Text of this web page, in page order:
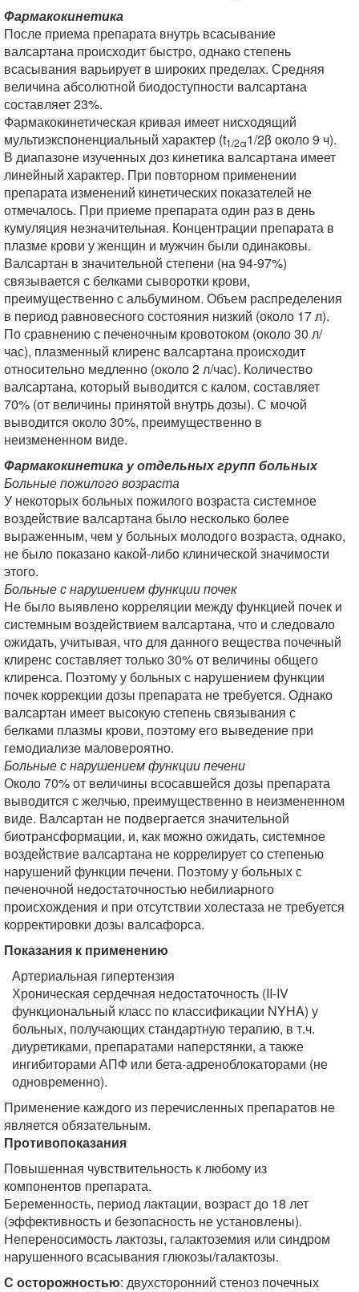
Фармакокинетика
После приема препарата внутрь всасывание
валсартана происходит быстро, однако степень
всасывания варьирует в широких пределах. Средняя
величина абсолютной биодоступности валсартана
составляет 23%.
Фармакокинетическая кривая имеет нисходящий
мультиэкспоненциальный характер (t1/2α1/2β около 9 ч).
В диапазоне изученных доз кинетика валсартана имеет
линейный характер. При повторном применении
препарата изменений кинетических показателей не
отмечалось. При приеме препарата один раз в день
кумуляция незначительная. Концентрации препарата в
плазме крови у женщин и мужчин были одинаковы.
Валсартан в значительной степени (на 94-97%)
связывается с белками сыворотки крови,
преимущественно с альбумином. Объем распределения
в период равновесного состояния низкий (около 17 л).
По сравнению с печеночным кровотоком (около 30 л/
час), плазменный клиренс валсартана происходит
относительно медленно (около 2 л/час). Количество
валсартана, который выводится с калом, составляет
70% (от величины принятой внутрь дозы). С мочой
выводится около 30%, преимущественно в
неизмененном виде.
Фармакокинетика у отдельных групп больных
Больные пожилого возраста
У некоторых больных пожилого возраста системное
воздействие валсартана было несколько более
выраженным, чем у больных молодого возраста, однако,
не было показано какой-либо клинической значимости
этого.
Больные с нарушением функции почек
Не было выявлено корреляции между функцией почек и
системным воздействием валсартана, что и следовало
ожидать, учитывая, что для данного вещества почечный
клиренс составляет только 30% от величины общего
клиренса. Поэтому у больных с нарушением функции
почек коррекции дозы препарата не требуется. Однако
валсартан имеет высокую степень связывания с
белками плазмы крови, поэтому его выведение при
гемодиализе маловероятно.
Больные с нарушением функции печени
Около 70% от величины всосавшейся дозы препарата
выводится с желчью, преимущественно в неизмененном
виде. Валсартан не подвергается значительной
биотрансформации, и, как можно ожидать, системное
воздействие валсартана не коррелирует со степенью
нарушений функции печени. Поэтому у больных с
печеночной недостаточностью небилиарного
происхождения и при отсутствии холестаза не требуется
корректировки дозы валсафорса.
Показания к применению
Артериальная гипертензия
Хроническая сердечная недостаточность (II-IV
функциональный класс по классификации NYHA) у
больных, получающих стандартную терапию, в т.ч.
диуретиками, препаратами наперстянки, а также
ингибиторами АПФ или бета-адреноблокаторами (не
одновременно).
Применение каждого из перечисленных препаратов не
является обязательным.
Противопоказания
Повышенная чувствительность к любому из
компонентов препарата.
Беременность, период лактации, возраст до 18 лет
(эффективность и безопасность не установлены).
Непереносимость лактозы, галактоземия или синдром
нарушенного всасывания глюкозы/галактозы.
С осторожностью: двухсторонний стеноз почечных